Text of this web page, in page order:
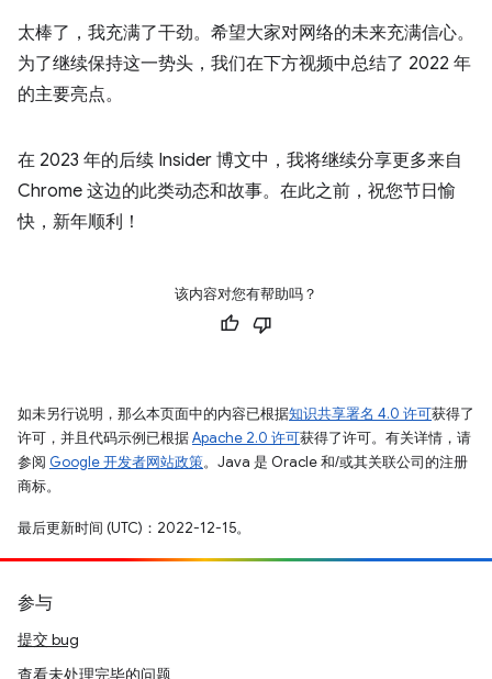
太棒了，我充满了干劲。希望大家对网络的未来充满信心。
为了继续保持这一势头，我们在下方视频中总结了 2022 年
的主要亮点。
在 2023 年的后续 Insider 博文中，我将继续分享更多来自
Chrome 这边的此类动态和故事。在此之前，祝您节日愉
快，新年顺利！
该内容对您有帮助吗？
如未另行说明，那么本页面中的内容已根据知识共享署名 4.0 许可获得了
许可，并且代码示例已根据Apache 2.0 许可获得了许可。有关详情，请
参阅 Google 开发者网站政策。Java 是 Oracle 和/或其关联公司的注册
商标。
最后更新时间 (UTC)：2022-12-15。
参与
提交 bug
查看未处理完毕的问题